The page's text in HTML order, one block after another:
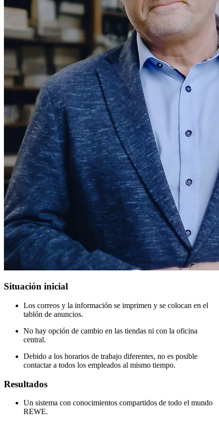
Situación inicial
Los correos y la información se imprimen y se colocan en el
tablón de anuncios.
No hay opción de cambio en las tiendas ni con la oficina
central.
Debido a los horarios de trabajo diferentes, no es posible
contactar a todos los empleados al mismo tiempo.
Resultados
Un sistema con conocimientos compartidos de todo el mundo
REWE.